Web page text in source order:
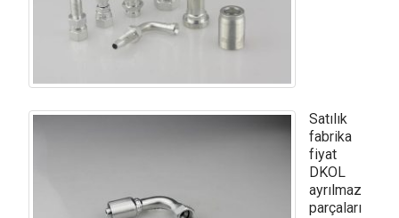
Satılık
fabrika
fiyat
DKOL
ayrılmaz
parçaları